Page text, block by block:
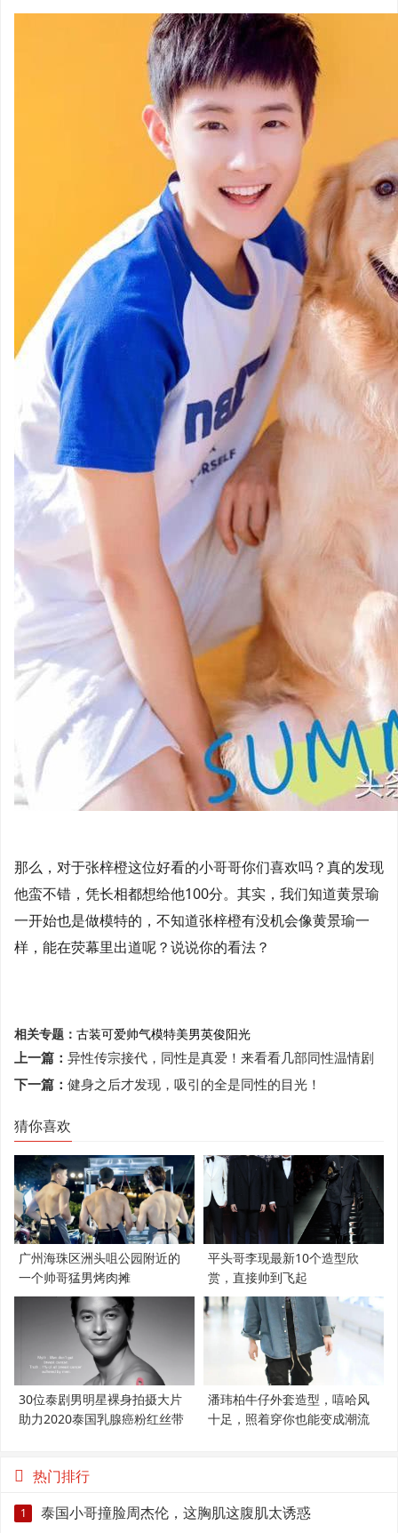
那么，对于张梓橙这位好看的小哥哥你们喜欢吗？真的发现
他蛮不错，凭长相都想给他100分。其实，我们知道黄景瑜
一开始也是做模特的，不知道张梓橙有没机会像黄景瑜一
样，能在荧幕里出道呢？说说你的看法？
相关专题： 古装可爱帅气模特美男英俊阳光
上一篇： 异性传宗接代，同性是真爱！来看看几部同性温情剧
下一篇： 健身之后才发现，吸引的全是同性的目光！
猜你喜欢
广州海珠区洲头咀公园附近的
一个帅哥猛男烤肉摊
平头哥李现最新10个造型欣
赏，直接帅到飞起
30位泰剧男明星裸身拍摄大片
助力2020泰国乳腺癌粉红丝带
潘玮柏牛仔外套造型，嘻哈风
十足，照着穿你也能变成潮流
热门排行
1 泰国小哥撞脸周杰伦，这胸肌这腹肌太诱惑